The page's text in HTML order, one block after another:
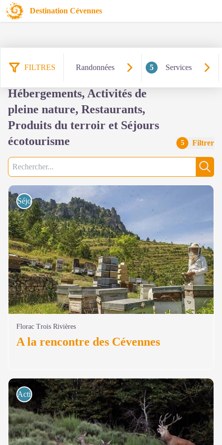
Destination Cévennes
FILTRES Randonnées 5 Services
Hébergements, Activités de
pleine nature, Restaurants,
Produits du terroir et Séjours
écotourisme
5 Filtrer
Recherche
Séjours écotourisme
Florac Trois Rivières
A la rencontre des Cévennes
Activités de pleine nature